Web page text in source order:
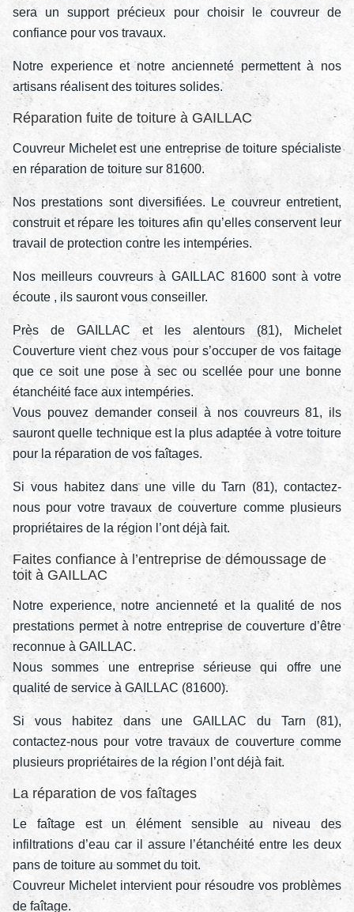
sera un support précieux pour choisir le couvreur de
confiance pour vos travaux.
Notre experience et notre ancienneté permettent à nos
artisans réalisent des toitures solides.
Réparation fuite de toiture à GAILLAC
Couvreur Michelet est une entreprise de toiture spécialiste
en réparation de toiture sur 81600.
Nos prestations sont diversifiées. Le couvreur entretient,
construit et répare les toitures afin qu’elles conservent leur
travail de protection contre les intempéries.
Nos meilleurs couvreurs à GAILLAC 81600 sont à votre
écoute , ils sauront vous conseiller.
Près de GAILLAC et les alentours (81), Michelet
Couverture vient chez vous pour s’occuper de vos faitage
que ce soit une pose à sec ou scellée pour une bonne
étanchéité face aux intempéries.
Vous pouvez demander conseil à nos couvreurs 81, ils
sauront quelle technique est la plus adaptée à votre toiture
pour la réparation de vos faîtages.
Si vous habitez dans une ville du Tarn (81), contactez-
nous pour votre travaux de couverture comme plusieurs
propriétaires de la région l’ont déjà fait.
Faites confiance à l’entreprise de démoussage de
toit à GAILLAC
Notre experience, notre ancienneté et la qualité de nos
prestations permet à notre entreprise de couverture d’être
reconnue à GAILLAC.
Nous sommes une entreprise sérieuse qui offre une
qualité de service à GAILLAC (81600).
Si vous habitez dans une GAILLAC du Tarn (81),
contactez-nous pour votre travaux de couverture comme
plusieurs propriétaires de la région l’ont déjà fait.
La réparation de vos faîtages
Le faîtage est un élément sensible au niveau des
infiltrations d’eau car il assure l’étanchéité entre les deux
pans de toiture au sommet du toit.
Couvreur Michelet intervient pour résoudre vos problèmes
de faîtage.